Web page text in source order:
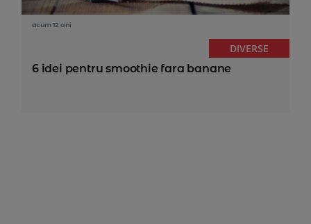
acum 12 ani
DIVERSE
6 idei pentru smoothie fara banane